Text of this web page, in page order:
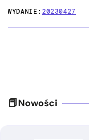
WYDANIE:20230427
Nowości